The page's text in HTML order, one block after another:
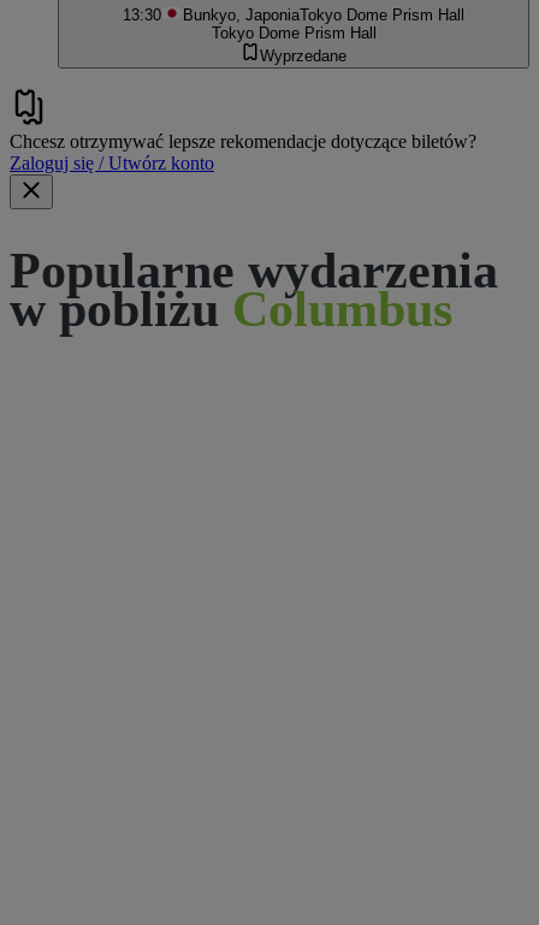
13:30 Bunkyo, JaponiaTokyo Dome Prism Hall
Tokyo Dome Prism Hall
Wyprzedane
Chcesz otrzymywać lepsze rekomendacje dotyczące biletów?
Zaloguj się / Utwórz konto
Popularne wydarzenia
w pobliżu Columbus